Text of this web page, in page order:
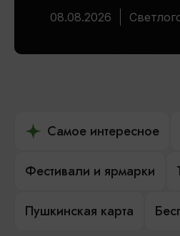
08.08.2026
Самое интересное
Фестивали и ярмарки
Пушкинская карта